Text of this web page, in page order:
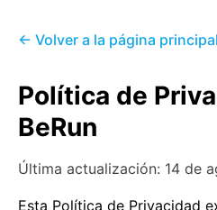
← Volver a la página principal
Política de
BeRun
Última actualización: 14 de
Esta Política de Privacidad